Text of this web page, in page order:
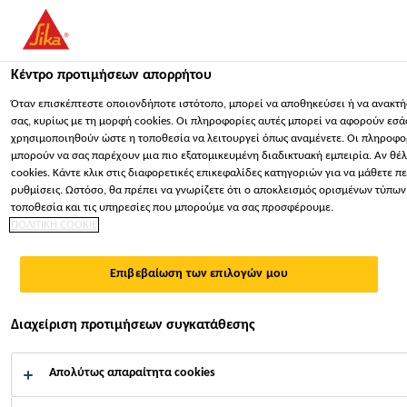
You are accessing "Sika Hellas ΑΒΕΕ", it seems you are accessing
dedicated website for your country.
ΣΕ ΠΑΡΑΜΕΊΝΕΤΕΕΠΙΛΈΞΤΕ ΧΏΡΑ
Sika Hellas ΑΒΕΕ
Sikafloor®-304 W
2-συστατικών, ματ πολυουρεθανική βαφή
σφράγισης, μέρος των συστημάτων
Sika Comfortfloor®
Sikafloor®-304 W είναι δύο συστατικών, ματ,
υδατικής βάσης πολυουρεθανική βαφή σφράγισης,
Κέντρο προτιμήσεων απορρήτου
Όταν επισκέπτεστε οποιονδήποτε ιστότοπο, μπορεί να αποθηκεύσει ή να
σας, κυρίως με τη μορφή cookies. Οι πληροφορίες αυτές μπορεί να αφορούν
χρησιμοποιηθούν ώστε η τοποθεσία να λειτουργεί όπως αναμένετε. Οι
μπορούν να σας παρέχουν μια πιο εξατομικευμένη διαδικτυακή εμπειρία. Αν
cookies. Κάντε κλικ στις διαφορετικές επικεφαλίδες κατηγοριών για να μάθετε
ρυθμίσεις. Ωστόσο, θα πρέπει να γνωρίζετε ότι ο αποκλεισμός ορισμένων
τοποθεσία και τις υπηρεσίες που μπορούμε να σας προσφέρουμε.
ΠΟΛΙΤΙΚΗ COOKIE
Επιβεβαίωση των επιλογών μου
Διαχείριση προτιμήσεων συγκατάθεσης
Απολύτως απαραίτητα cookies